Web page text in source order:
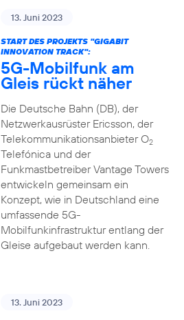
13. Juni 2023
START DES PROJEKTS "GIGABIT
INNOVATION TRACK":
5G-Mobilfunk am
Gleis rückt näher
Die Deutsche Bahn (DB), der
Netzwerkausrüster Ericsson, der
Telekommunikationsanbieter O2
Telefónica und der
Funkmastbetreiber Vantage Towers
entwickeln gemeinsam ein
Konzept, wie in Deutschland eine
umfassende 5G-
Mobilfunkinfrastruktur entlang der
Gleise aufgebaut werden kann.
13. Juni 2023